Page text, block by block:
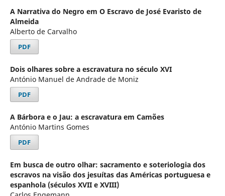
A Narrativa do Negro em O Escravo de José Evaristo de
Almeida
Alberto de Carvalho
PDF
Dois olhares sobre a escravatura no século XVI
António Manuel de Andrade de Moniz
PDF
A Bárbora e o Jau: a escravatura em Camões
António Martins Gomes
PDF
Em busca de outro olhar: sacramento e soteriologia dos
escravos na visão dos jesuítas das Américas portuguesa e
espanhola (séculos XVII e XVIII)